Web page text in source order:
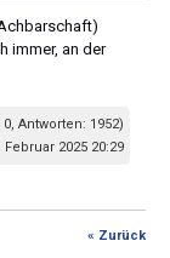
immer, an der
Antworten: 1952)
2025 20:29
« Zurück